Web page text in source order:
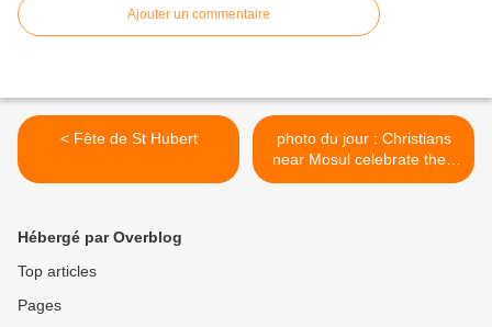
Ajouter un commentaire
< Fête de St Hubert
photo du jour : Christians
near Mosul celebrate their
first mass >
Hébergé par Overblog
Top articles
Pages